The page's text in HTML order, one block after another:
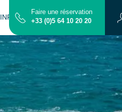
INFOS PRATIQUES CONTACT
Faire une réservation
+33 (0)5 64 10 20 20